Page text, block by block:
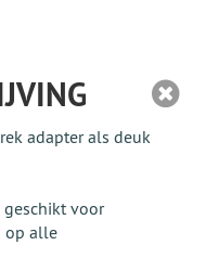
adapter als deuk
voor
op alle